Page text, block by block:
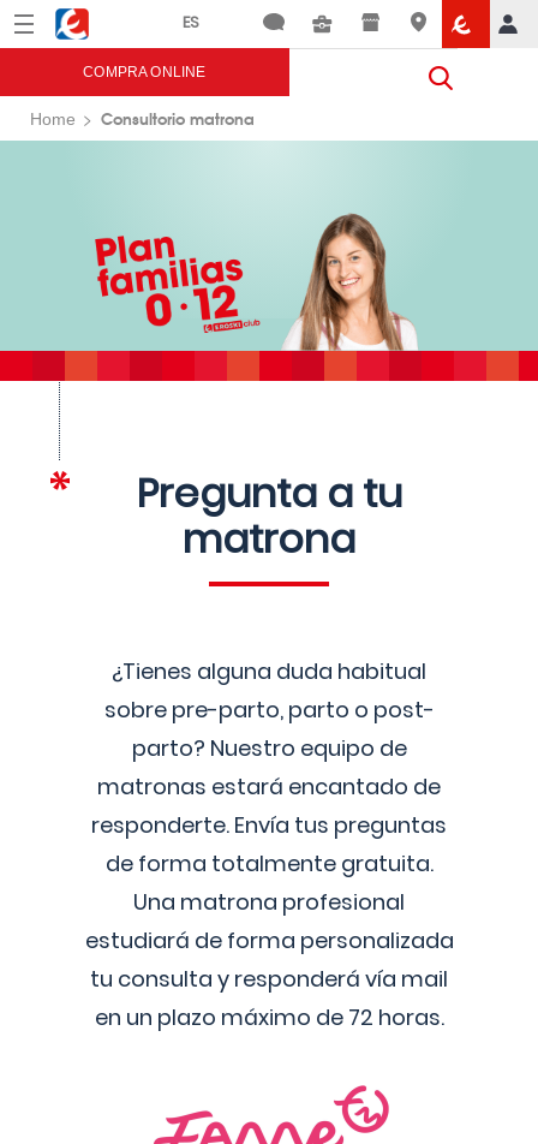
Menú Eroski
COMPRA ONLINE
Home Consultorio matrona
Pregunta a tu
matrona
¿Tienes alguna duda habitual
sobre pre-parto, parto o post-
parto? Nuestro equipo de
matronas estará encantado de
responderte. Envía tus preguntas
de forma totalmente gratuita.
Una matrona profesional
estudiará de forma personalizada
tu consulta y responderá vía mail
en un plazo máximo de 72 horas.